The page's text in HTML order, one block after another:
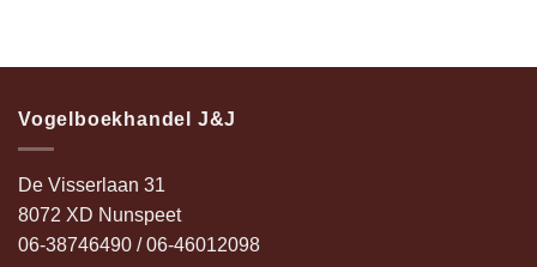
Vogelboekhandel J&J
De Visserlaan 31
8072 XD Nunspeet
06-38746490 / 06-46012098